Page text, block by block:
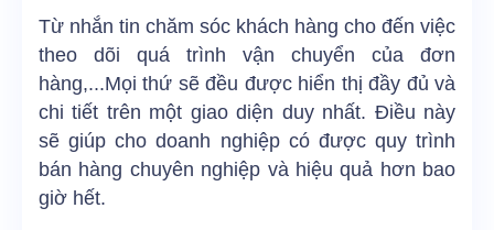
Từ nhắn tin chăm sóc khách hàng cho đến việc
theo dõi quá trình vận chuyển của đơn
hàng,...Mọi thứ sẽ đều được hiển thị đầy đủ và
chi tiết trên một giao diện duy nhất. Điều này
sẽ giúp cho doanh nghiệp có được quy trình
bán hàng chuyên nghiệp và hiệu quả hơn bao
giờ hết.